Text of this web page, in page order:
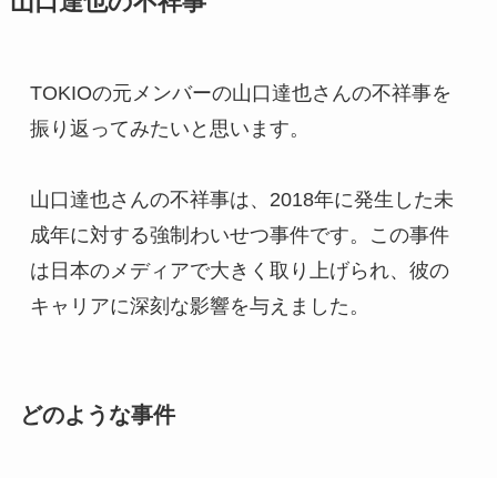
TOKIOの元メンバーの山口達也さんの不祥事を
振り返ってみたいと思います。
山口達也さんの不祥事は、2018年に発生した未
成年に対する強制わいせつ事件です。この事件
は日本のメディアで大きく取り上げられ、彼の
キャリアに深刻な影響を与えました。
どのような事件